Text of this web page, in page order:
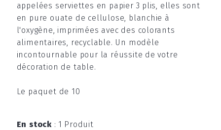
appelées serviettes en papier 3 plis, elles sont
en pure ouate de cellulose, blanchie à
l'oxygène, imprimées avec des colorants
alimentaires, recyclable. Un modèle
incontournable pour la réussite de votre
décoration de table.
Le paquet de 10
En stock: 1 Produit